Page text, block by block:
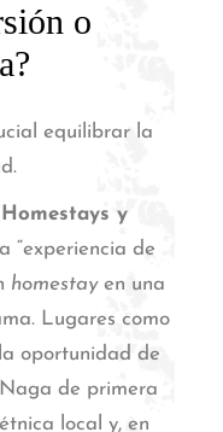
o
equilibrar la
y
“experiencia de
homestayen una
Lugares como
oportunidad de
de primera
local y, en